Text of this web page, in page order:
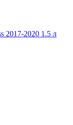
2017-2020 1.5 л